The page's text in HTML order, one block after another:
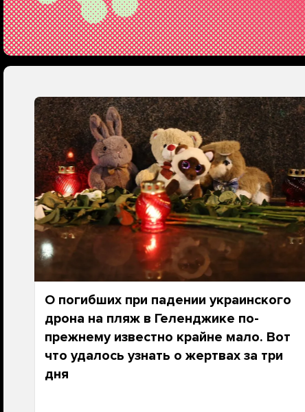
О погибших при падении украинского
дрона на пляж в Геленджике по-
прежнему известно крайне мало. Вот
что удалось узнать о жертвах за три
дня